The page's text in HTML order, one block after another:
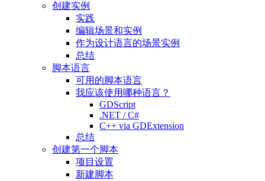
创建实例
实践
编辑场景和实例
作为设计语言的场景实例
总结
脚本语言
可用的脚本语言
我应该使用哪种语言？
GDScript
.NET / C#
C++ via GDExtension
总结
创建第一个脚本
项目设置
新建脚本